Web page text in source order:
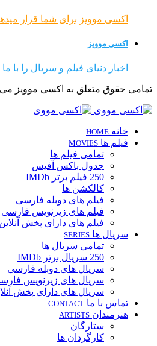
اکسی موویز برای شما قرار
اکسی موویز
اخبار دنیای فیلم و سریال را با
تمامی حقوق متعلق به اکسی موویز می
خانه HOME
فیلم ها MOVIES
تمامی فیلم ها
جدول باکس آفیس
250 فیلم برتر IMDb
کالکشن ها
فیلم های دوبله فارسی
فیلم های زیرنویس فارسی
فیلم های دارای پخش آنلاین
سریال ها SERIES
تمامی سریال ها
250 سریال برتر IMDb
سریال های دوبله فارسی
سریال های زیرنویس
سریال های دارای پخش
تماس با ما CONTACT
هنرمندان ARTISTS
ستارگان
کارگردان ها